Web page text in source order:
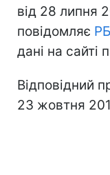
від 28 липня
повідомляє
дані на сайті
Відповідний
23 жовтня